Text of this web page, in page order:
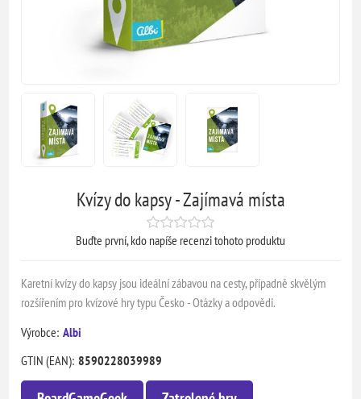
Kvízy do kapsy - Zajímavá místa
Buďte první, kdo napíše recenzi tohoto produktu
Karetní kvízy do kapsy jsou ideální zábavou na cesty, případně skvělým
rozšířením pro kvízové hry typu Česko - Otázky a odpovědi.
Výrobce: Albi
GTIN (EAN): 8590228039989